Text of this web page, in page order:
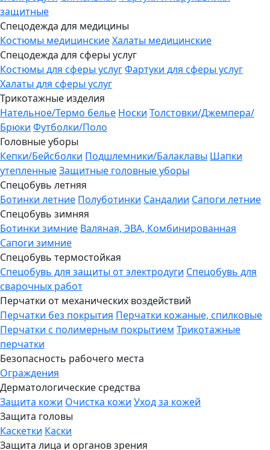
защитные
Спецодежда для медицины
Костюмы медицинскиеХалаты медицинские
Спецодежда для сферы услуг
Костюмы для сферы услугФартуки для сферы услуг
Халаты для сферы услуг
Трикотажные изделия
Нательное/Термо белье Носки Толстовки/Джемпера/
Брюки Футболки/Поло
Головные уборы
Кепки/Бейсболки Подшлемники/Балаклавы Шапки
утепленныеЗащитные головные уборы
Спецобувь летняя
Ботинки летние Полуботинки Сандалии Сапоги летние
Спецобувь зимняя
Ботинки зимние Валяная, ЭВА, Комбинированная
Сапоги зимние
Спецобувь термостойкая
Спецобувь для защиты от электродуги Спецобувь для
сварочных работ
Перчатки от механических воздействий
Перчатки без покрытия Перчатки кожаные, спилковые
Перчатки с полимерным покрытием Трикотажные
перчатки
Безопасность рабочего места
Ограждения
Дерматологические средства
Защита кожи Очистка кожи Уход за кожей
Защита головы
Каскетки Каски
Защита лица и органов зрения